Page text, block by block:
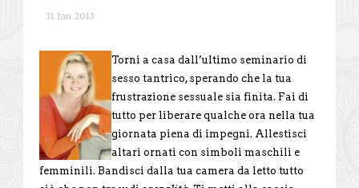
31 Jan 2013
Torni a casa dall’ultimo seminario di
sesso tantrico, sperando che la tua
frustrazione sessuale sia finita. Fai di
tutto per liberare qualche ora nella tua
giornata piena di impegni. Allestisci
altari ornati con simboli maschili e
femminili. Bandisci dalla tua camera da letto tutto